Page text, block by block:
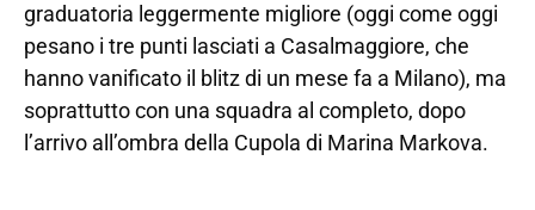
graduatoria leggermente migliore (oggi come oggi
pesano i tre punti lasciati a Casalmaggiore, che
hanno vanificato il blitz di un mese fa a Milano), ma
soprattutto con una squadra al completo, dopo
l’arrivo all’ombra della Cupola di Marina Markova.